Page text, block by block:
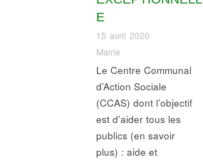
E
15 avril 2020
Mairie
Le Centre Communal
d’Action Sociale
(CCAS) dont l’objectif
est d’aider tous les
publics (en savoir
plus) : aide et